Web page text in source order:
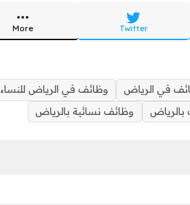
Twitter
More
في الرياض
وظائف في الرياض للنساء
وظائف نسائية بالرياض